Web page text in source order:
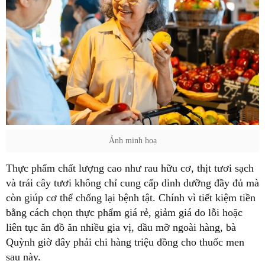
Ảnh minh hoạ
Thực phẩm chất lượng cao như rau hữu cơ, thịt tươi sạch
và trái cây tươi không chỉ cung cấp dinh dưỡng đầy đủ mà
còn giúp cơ thể chống lại bệnh tật. Chính vì tiết kiệm tiền
bằng cách chọn thực phẩm giá rẻ, giảm giá do lỗi hoặc
liên tục ăn đồ ăn nhiều gia vị, dầu mỡ ngoài hàng, bà
Quỳnh giờ đây phải chi hàng triệu đồng cho thuốc men
sau này.